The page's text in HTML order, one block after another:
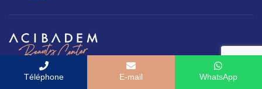
Acıbadem Beauty Center, appartenant au groupe
Téléphone E-mail WhatsApp